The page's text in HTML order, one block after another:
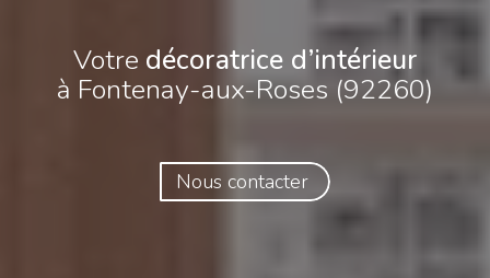
Votre décoratrice d’intérieur
à Fontenay-aux-Roses (92260)
Nous contacter